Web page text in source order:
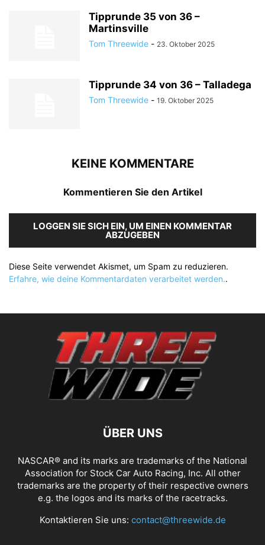
Tipprunde 35 von 36 –
Martinsville
Tom Threewide - 23. Oktober 2025
Tipprunde 34 von 36 – Talladega
Tom Threewide - 19. Oktober 2025
KEINE KOMMENTARE
Kommentieren Sie den Artikel
LOGGEN SIE SICH EIN, UM EINEN KOMMENTAR
ABZUGEBEN
Diese Seite verwendet Akismet, um Spam zu reduzieren.
Erfahre, wie deine Kommentardaten verarbeitet werden..
ÜBER UNS
NASCAR® and its marks are trademarks of the National
Association for Stock Car Auto Racing, Inc. All other
trademarks are the property of their respective owners
e.g. the logos and its marks of the racetracks.
Kontaktieren Sie uns: contact@threewide.de